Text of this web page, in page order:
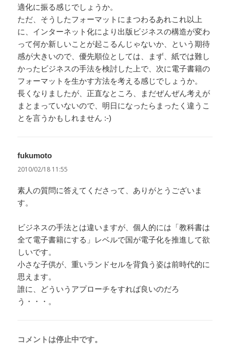
適化に振る感じでしょうか。
ただ、そうしたフォーマットにまつわるあれこれ以上
に、インターネット化により出版ビジネスの構造が変わ
って何か新しいことが起こるんじゃないか、という期待
感が大きいので、優先順位としては、まず、紙では難し
かったビジネスの手法を検討した上で、次に電子書籍の
フォーマットを生かす方法を考える感じでしょうか。
長くなりましたが、正直なところ、まだぜんぜん考えが
まとまっていないので、明日になったらまったく違うこ
とを言うかもしれません :-)
fukumoto
り:
2010/02/18 11:55
素人の質問に答えてくださって、ありがとうございま
す。
ビジネスの手法とは違いますが、個人的には「教科書は
全て電子書籍にする」レベルで国が電子化を推進して欲
しいです。
小さな子供が、重いランドセルを背負う姿は前時代的に
思えます。
誰に、どういうアプローチをすれば良いのだろ
う・・・。
コメントは停止中です。